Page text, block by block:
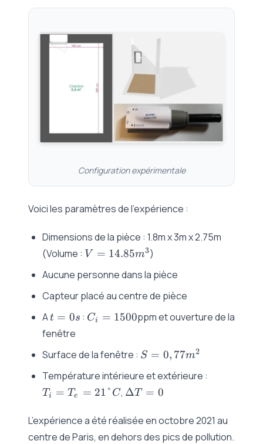
Configuration expérimentale
Voici les paramètres de l’expérience :
Dimensions de la pièce : 1.8m x 3m x 2.75m
(Volume : V =
m^3
V = 14.85m3)
Aucune personne dans la pièce
Capteur placé au centre de pièce
At=0s
t = 0s : C_i
Ci = 1500ppm et ouverture de la
fenêtre
Surface de la fenêtre : S =
m^2
S = 0, 77m2
Température intérieure et extérieure :
=
21°C
Ti = Te = 21° C, \Delta
ΔT = 0
L’expérience a été réalisée en octobre 2021 au
centre de Paris, en dehors des pics de pollution.